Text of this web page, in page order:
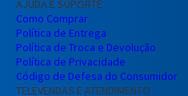
AJUDA E SUPORTE
Como Comprar
Política de Entrega
Política de Troca e Devolução
Política de Privacidade
Código de Defesa do Consumidor
TELEVENDAS E ATENDIMENTO